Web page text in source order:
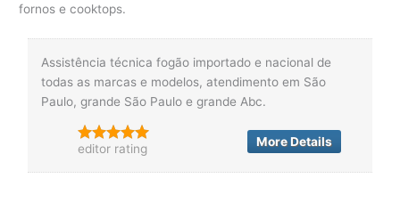
fornos e cooktops.
Assistência técnica fogão importado e nacional de
todas as marcas e modelos, atendimento em São
Paulo, grande São Paulo e grande Abc.
editor rating More Details